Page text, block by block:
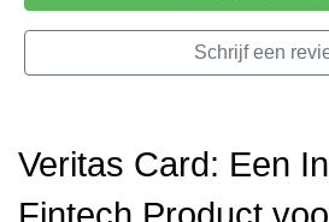
Schrijf een
Veritas Card: Een